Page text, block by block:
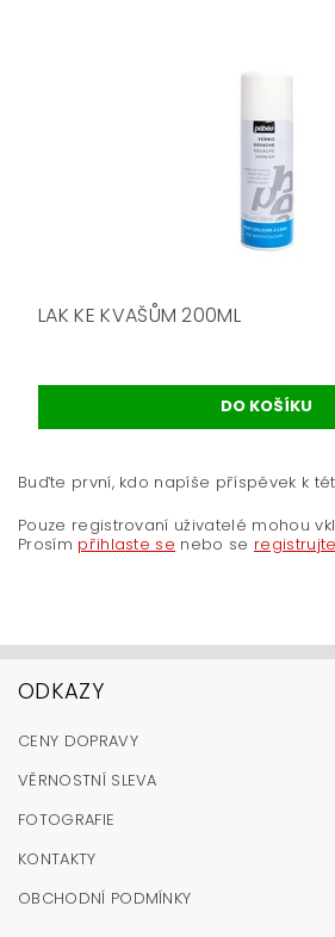
LAK KE KVAŠŮM 200ML
Buďte první, kdo napíše příspěvek k
Pouze registrovaní uživatelé mohou
Prosím přihlaste se nebo se registrujte
ODKAZY
CENY DOPRAVY
VĚRNOSTNÍ SLEVA
FOTOGRAFIE
KONTAKTY
OBCHODNÍ PODMÍNKY